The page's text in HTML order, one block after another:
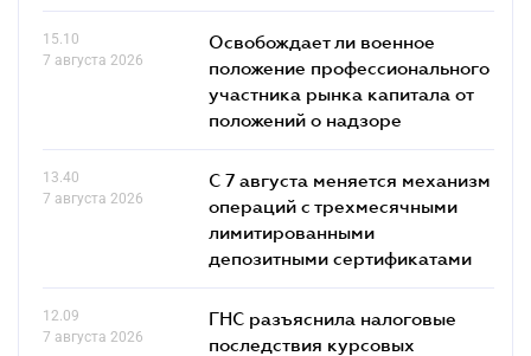
15.10
7 августа 2026
Освобождает ли военное
положение профессионального
участника рынка капитала от
положений о надзоре
13.40
7 августа 2026
С 7 августа меняется механизм
операций с трехмесячными
лимитированными
депозитными сертификатами
12.09
7 августа 2026
ГНС разъяснила налоговые
последствия курсовых